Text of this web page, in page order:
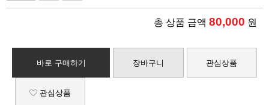
총 상품 금액 80,000 원
바로 구매하기 장바구니 관심상품
관심상품